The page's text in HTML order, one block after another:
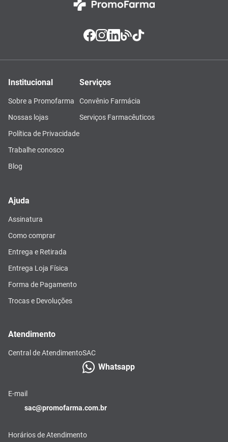
Institucional
Sobre a Promofarma
Nossas lojas
Política de Privacidade
Trabalhe conosco
Blog
Serviços
Convênio Farmácia
Serviços Farmacêuticos
Ajuda
Assinatura
Como comprar
Entrega e Retirada
Entrega Loja Física
Forma de Pagamento
Trocas e Devoluções
Atendimento
Central de AtendimentoSAC
Whatsapp
E-mail
sac@promofarma.com.br
Horários de Atendimento